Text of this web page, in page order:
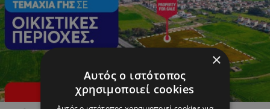
×
Αυτός ο ιστότοπος
χρησιμοποιεί cookies